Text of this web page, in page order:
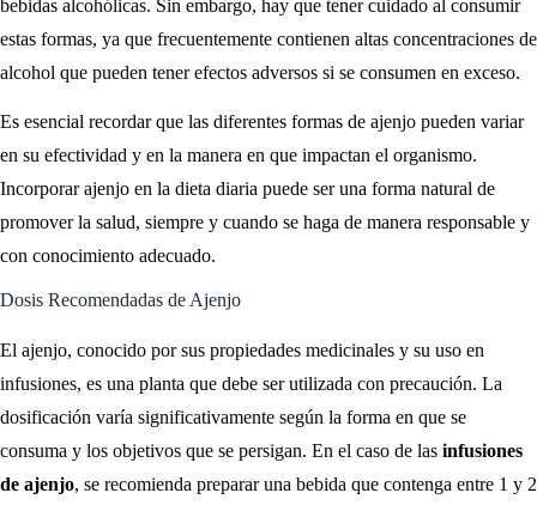
bebidas alcohólicas. Sin embargo, hay que tener cuidado al consumir
estas formas, ya que frecuentemente contienen altas concentraciones de
alcohol que pueden tener efectos adversos si se consumen en exceso.
Es esencial recordar que las diferentes formas de ajenjo pueden variar
en su efectividad y en la manera en que impactan el organismo.
Incorporar ajenjo en la dieta diaria puede ser una forma natural de
promover la salud, siempre y cuando se haga de manera responsable y
con conocimiento adecuado.
Dosis Recomendadas de Ajenjo
El ajenjo, conocido por sus propiedades medicinales y su uso en
infusiones, es una planta que debe ser utilizada con precaución. La
dosificación varía significativamente según la forma en que se
consuma y los objetivos que se persigan. En el caso de las infusiones
de ajenjo, se recomienda preparar una bebida que contenga entre 1 y 2